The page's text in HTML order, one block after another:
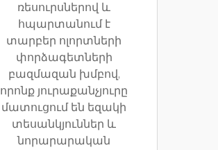
ռեսուրսներով և
հպարտանում է
տարբեր ոլորտների
փորձագետների
բազմազան խմբով,
որոնք յուրաքանչյուրը
մատուցում են եզակի
տեսանկյուններ և
նորարարական